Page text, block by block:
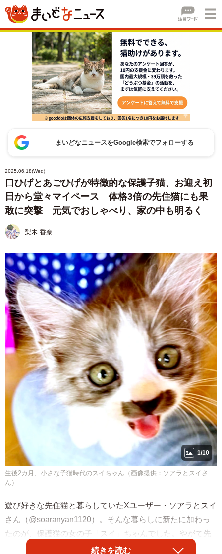
まいどなニュースをGoogle検索でフォローする
2025.06.18(Wed)
口ひげとあごひげが特徴的な保護子猫、お迎え初
日から堂々マイペース 体格3倍の先住猫にも果
敢に突撃 元気でおしゃべり、家の中も明るく
梨木 香奈
1/10
生後2カ月、小さな子猫時代のスイちゃん（画像提供：ソアラとスイさ
ん）
遊び好きな先住猫と暮らしていたXユーザー・ソアラとスイ
さん（@soaranyan1120）。そんな暮らしに新たに加わっ
たのが、保護猫の女の子「スイ」ちゃんでした。やがて先
住猫ときょうだいのように寄り添う存在へと成長したスイ
続きを読む